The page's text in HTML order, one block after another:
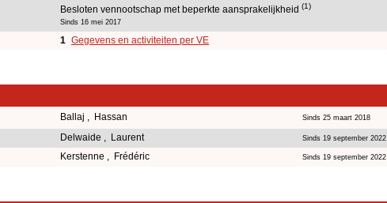
Besloten vennootschap met beperkte aansprakelijkheid (1)
Sinds 16 mei 2017
1 Gegevens en activiteiten per VE
Ballaj , Hassan Sinds 25 maart 2018
Delwaide , Laurent Sinds 19 september 2022
Kerstenne , Frédéric Sinds 19 september 2022